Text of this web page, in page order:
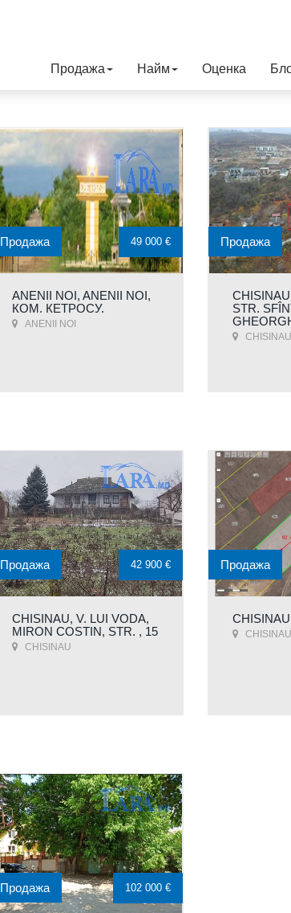
Продажа Найм Оценка
ANENII NOI, ANENII NOI,
КОМ. КЕТРОСУ.
ANENII NOI
Продажа 49 000 €
STR.
CHISINAU
Продажа
CHISINAU, V. LUI VODA,
MIRON COSTIN, STR. , 15
CHISINAU
Продажа 42 900 €
CHISINAU
Продажа
Продажа 102 000 €